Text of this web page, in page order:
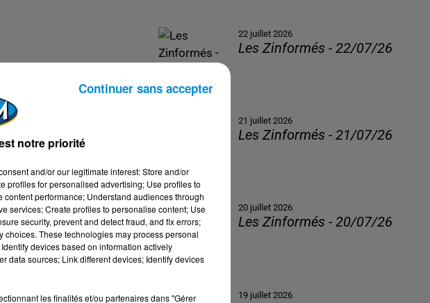
22 juillet 2026
Les Zinformés - 22/07/26
21 juillet 2026
Les Zinformés - 21/07/26
20 juillet 2026
Les Zinformés - 20/07/26
19 juillet 2026
notre priorité
and/or our legitimate interest: Store and/or
profiles for personalised advertising; Use profiles to
performance; Understand audiences through
services; Create profiles to personalise content; Use
security, prevent and detect fraud, and fix errors;
These technologies may process personal
devices based on information actively
data sources; Link different devices; Identify devices
les finalités et/ou partenaires dans "Gérer
Continuer sans accepter